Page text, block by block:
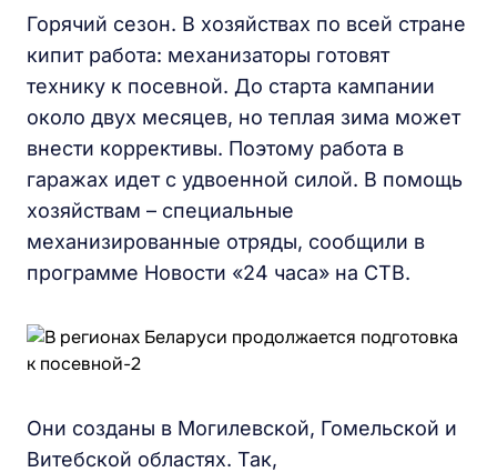
Горячий сезон. В хозяйствах по всей стране
кипит работа: механизаторы готовят
технику к посевной. До старта кампании
около двух месяцев, но теплая зима может
внести коррективы. Поэтому работа в
гаражах идет с удвоенной силой. В помощь
хозяйствам – специальные
механизированные отряды, сообщили в
программе Новости «24 часа» на СТВ.
Они созданы в Могилевской, Гомельской и
Витебской областях. Так,